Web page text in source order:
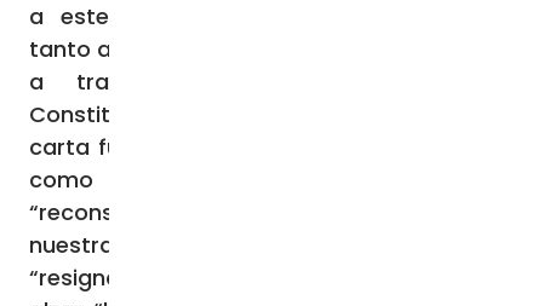
a este panorama, los obispos llamaron
tanto a las autoridades como a la sociedad
a trabajar por construir “no una
Constitución de ruptura unilateral, sino una
carta fundacional de un futuro común”, así
como a comprometerse a la
“reconstrucción moral y estructural de
nuestra sociedad”. Pidieron rechazar la
“resignación, la venganza y la anarquía” y